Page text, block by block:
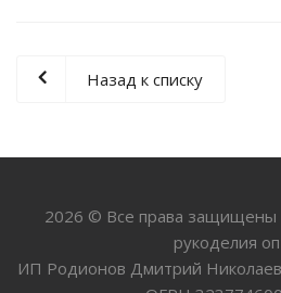
Назад к списку
2026 © Все права защищены
рукоделия
ИП Родионов Дмитрий